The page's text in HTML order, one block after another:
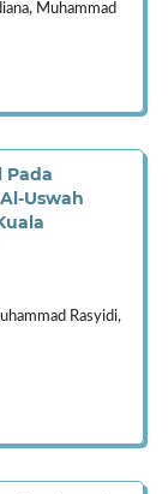
Muhammad
Pada
Uswah
Rasyidi,